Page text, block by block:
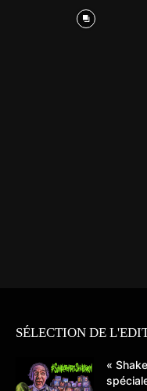
SÉLECTION DE
«